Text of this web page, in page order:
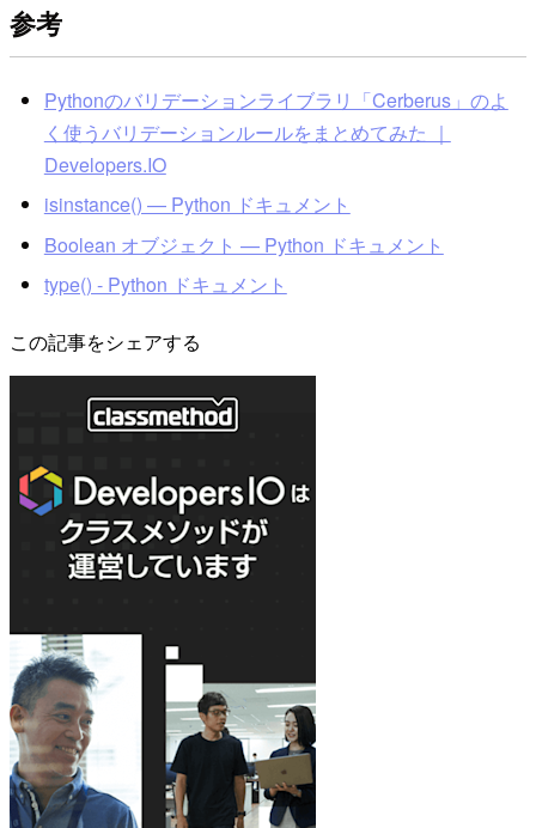
参考
Pythonのバリデーションライブラリ「Cerberus」のよ
く使うバリデーションルールをまとめてみた ｜
Developers.IO
isinstance() — Python ドキュメント
Boolean オブジェクト — Python ドキュメント
type() - Python ドキュメント
この記事をシェアする